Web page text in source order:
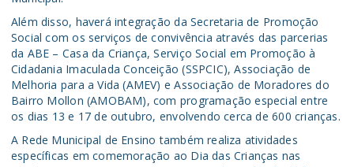
Além disso, haverá integração da Secretaria de Promoção
Social com os serviços de convivência através das parcerias
da ABE – Casa da Criança, Serviço Social em Promoção à
Cidadania Imaculada Conceição (SSPCIC), Associação de
Melhoria para a Vida (AMEV) e Associação de Moradores do
Bairro Mollon (AMOBAM), com programação especial entre
os dias 13 e 17 de outubro, envolvendo cerca de 600 crianças.
A Rede Municipal de Ensino também realiza atividades
específicas em comemoração ao Dia das Crianças nas